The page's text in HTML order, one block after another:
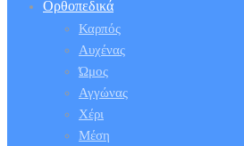
Ορθοπεδικά
Καρπός
Αυχένας
Ώμος
Αγγώνας
Χέρι
Μέση